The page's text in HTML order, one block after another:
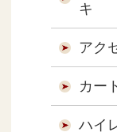
キ
アク
カー
ハイ